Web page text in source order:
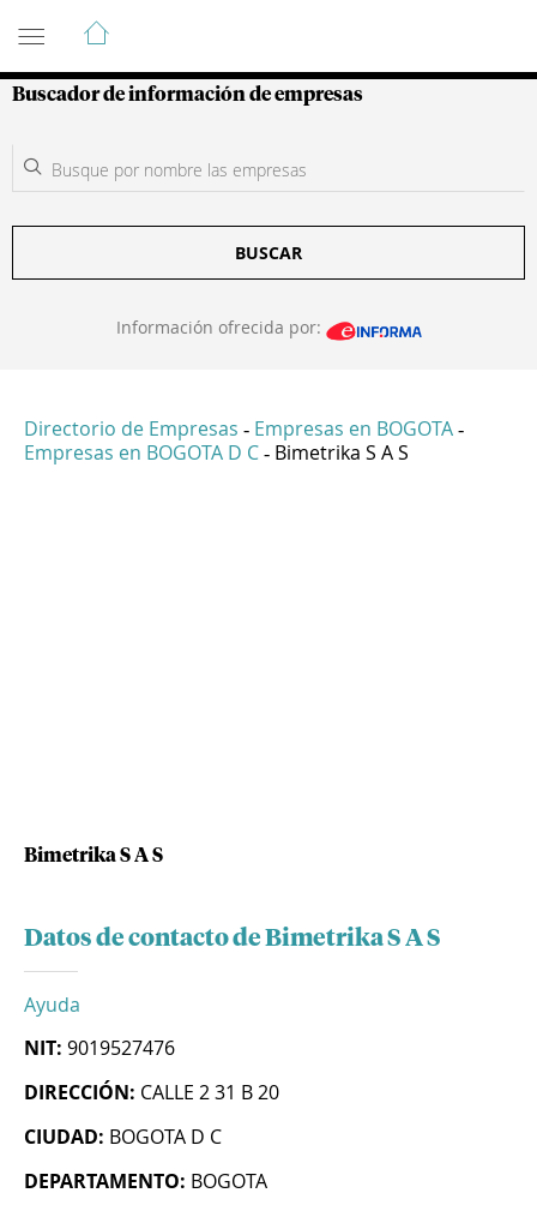
Guía de Empresas Colombianas
Buscador de información de empresas
BUSCAR
Información ofrecida por:
Directorio de Empresas - Empresas en BOGOTA -
Empresas en BOGOTA D C - Bimetrika S A S
Bimetrika S A S
Datos de contacto de Bimetrika S A S
Ayuda
NIT: 9019527476
DIRECCIÓN: CALLE 2 31 B 20
CIUDAD: BOGOTA D C
DEPARTAMENTO: BOGOTA